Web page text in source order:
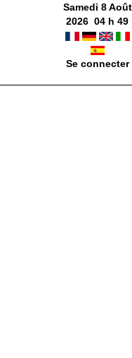
Samedi 8 Août
2026 04 h49
Se connecter